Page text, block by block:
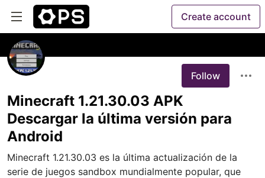
Create account
Follow
Minecraft 1.21.30.03 APK
Descargar la última versión para
Android
Minecraft 1.21.30.03 es la última actualización de la
serie de juegos sandbox mundialmente popular, que